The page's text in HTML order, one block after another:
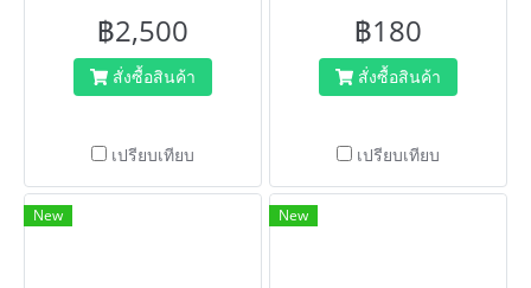
ง่าย
฿2,500
สั่งซื้อสินค้า
เปรียบเทียบ
฿180
สั่งซื้อสินค้า
เปรียบเทียบ
New New